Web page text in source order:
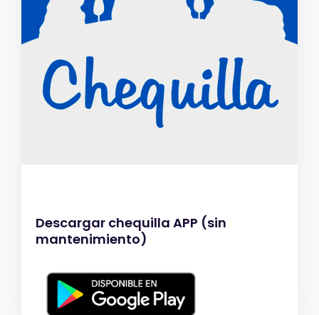
Descargar chequilla APP (sin
mantenimiento)